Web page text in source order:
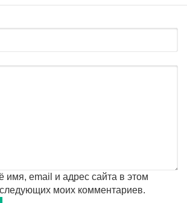
имя, email и адрес сайта в этом
моих комментариев.